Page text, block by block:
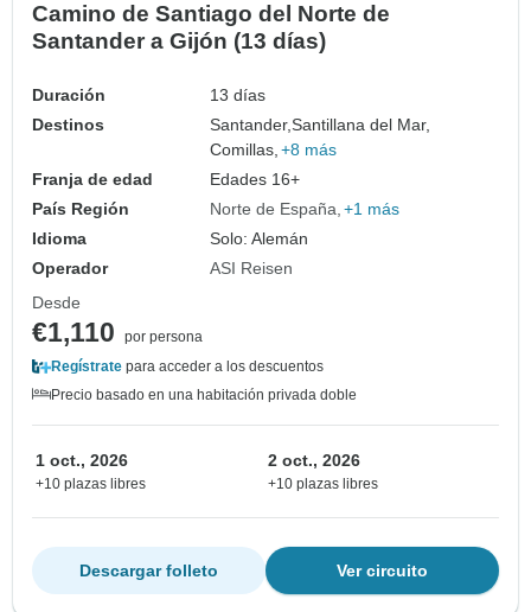
Camino de Santiago del Norte de
Santander a Gijón (13 días)
Duración
13 días
Destinos
Santander,Santillana del Mar,
Comillas, +8 más
Franja de edad
Edades 16+
País Región
Norte de España +1 más
Idioma
Solo: Alemán
Operador
ASI Reisen
Desde
€1,110
por persona
Regístrate para acceder a los descuentos
Precio basado en una habitación privada doble
1 oct., 2026
+10 plazas libres
2 oct., 2026
+10 plazas libres
Ver circuito
Descargar folleto